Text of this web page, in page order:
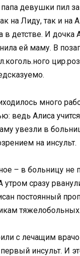
папа девушки пил
на Лиду, так и на
в детстве. И дочка
ей маму. В
много
ведь Алиса
увезли в
на инсульт.
– в больницу не
утром сразу
постоянный
тяжелобольных.
с лечащим
инсульт. И